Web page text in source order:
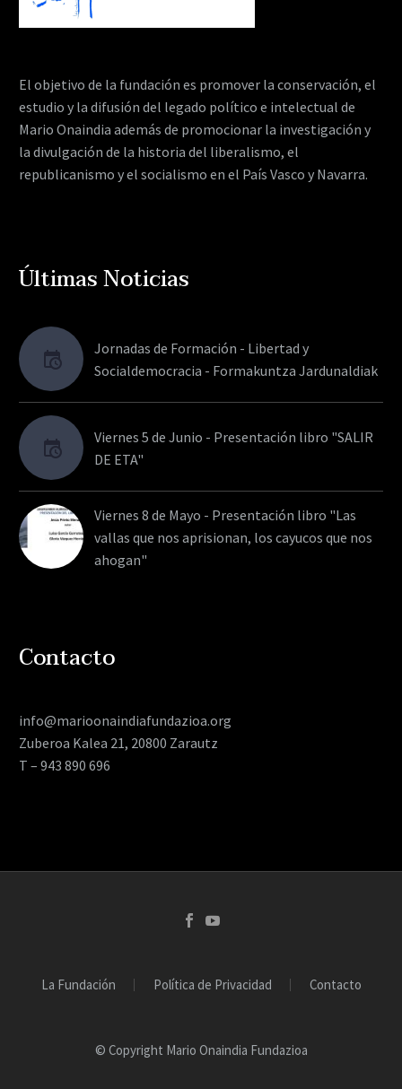
El objetivo de la fundación es promover la conservación, el
estudio y la difusión del legado político e intelectual de
Mario Onaindia además de promocionar la investigación y
la divulgación de la historia del liberalismo, el
republicanismo y el socialismo en el País Vasco y Navarra.
Últimas Noticias
Jornadas de Formación - Libertad y
Socialdemocracia - Formakuntza Jardunaldiak
Viernes 5 de Junio - Presentación libro "SALIR
DE ETA"
Viernes 8 de Mayo - Presentación libro "Las
vallas que nos aprisionan, los cayucos que nos
ahogan"
Contacto
info@marioonaindiafundazioa.org
Zuberoa Kalea 21, 20800 Zarautz
T – 943 890 696
La Fundación Política de Privacidad Contacto
© Copyright Mario Onaindia Fundazioa